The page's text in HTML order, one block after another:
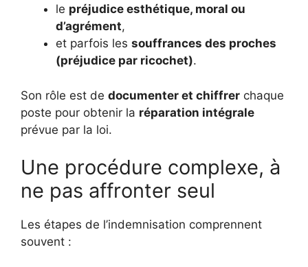
le préjudice esthétique, moral ou
d’agrément,
et parfois les souffrances des proches
(préjudice par ricochet).
Son rôle est de documenter et chiffrer chaque
poste pour obtenir la réparation intégrale
prévue par la loi.
Une procédure complexe, à
ne pas affronter seul
Les étapes de l’indemnisation comprennent
souvent :